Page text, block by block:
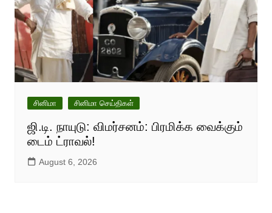
சினிமா சினிமா செய்திகள்
ஜி.டி. நாயுடு: விமர்சனம்: பிரமிக்க வைக்கும்
டைம் ட்ராவல்!
August 6, 2026